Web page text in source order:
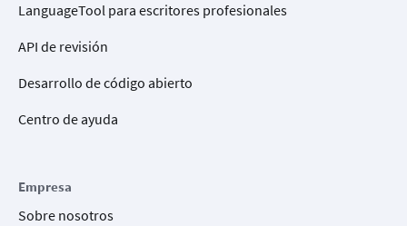
LanguageTool para escritores profesionales
API de revisión
Desarrollo de código abierto
Centro de ayuda
Empresa
Sobre nosotros